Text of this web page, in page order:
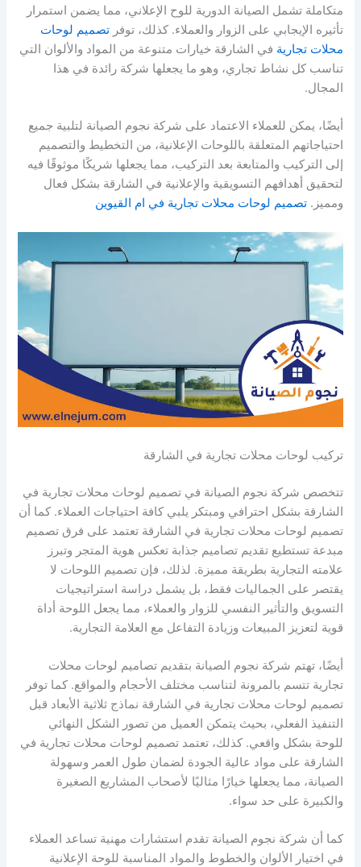
متكاملة تشمل الصيانة الدورية للوح الإعلاني، مما يضمن استمرار
تأثيره الإيجابي على الزوار والعملاء. كذلك، توفرتصميم لوحات
محلات تجارية في الشارقة خيارات متنوعة من المواد والألوان التي
تناسب كل نشاط تجاري، وهو ما يجعلها شركة رائدة في هذا
المجال.
أيضًا، يمكن للعملاء الاعتماد على شركة نجوم الصيانة لتلبية جميع
احتياجاتهم المتعلقة باللوحات الإعلانية، من التخطيط والتصميم
إلى التركيب والمتابعة بعد التركيب، مما يجعلها شريكًا موثوقًا فيه
لتحقيق أهدافهم التسويقية والإعلانية في الشارقة بشكل فعال
ومميز.تصميم لوحات محلات تجارية في ام القيوين
تركيب لوحات محلات تجارية في الشارقة
تتخصص شركة نجوم الصيانة في تصميم لوحات محلات تجارية في
الشارقة بشكل احترافي ومبتكر يلبي كافة احتياجات العملاء. كما أن
تصميم لوحات محلات تجارية في الشارقة تعتمد على فرق تصميم
مبدعة تستطيع تقديم تصاميم جذابة تعكس هوية المتجر وتبرز
علامته التجارية بطريقة مميزة. لذلك، فإن تصميم اللوحات لا
يقتصر على الجماليات فقط، بل يشمل دراسة استراتيجيات
التسويق والتأثير النفسي للزوار والعملاء، مما يجعل اللوحة أداة
قوية لتعزيز المبيعات وزيادة التفاعل مع العلامة التجارية.
أيضًا، تهتم شركة نجوم الصيانة بتقديم تصاميم لوحات محلات
تجارية تتسم بالمرونة لتناسب مختلف الأحجام والمواقع. كما توفر
تصميم لوحات محلات تجارية في الشارقة نماذج ثلاثية الأبعاد قبل
التنفيذ الفعلي، بحيث يتمكن العميل من تصور الشكل النهائي
للوحة بشكل واقعي. كذلك، تعتمد تصميم لوحات محلات تجارية في
الشارقة على مواد عالية الجودة لضمان طول العمر وسهولة
الصيانة، مما يجعلها خيارًا مثاليًا لأصحاب المشاريع الصغيرة
والكبيرة على حد سواء.
كما أن شركة نجوم الصيانة تقدم استشارات مهنية تساعد العملاء
في اختيار الألوان والخطوط والمواد المناسبة للوحة الإعلانية